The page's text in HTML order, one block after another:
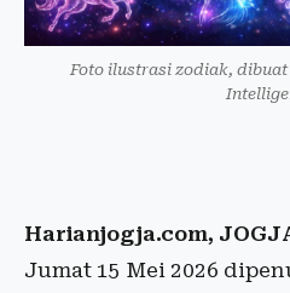
Foto ilustrasi zodiak,
Harianjogja.com,
Jumat 15 Mei 2026